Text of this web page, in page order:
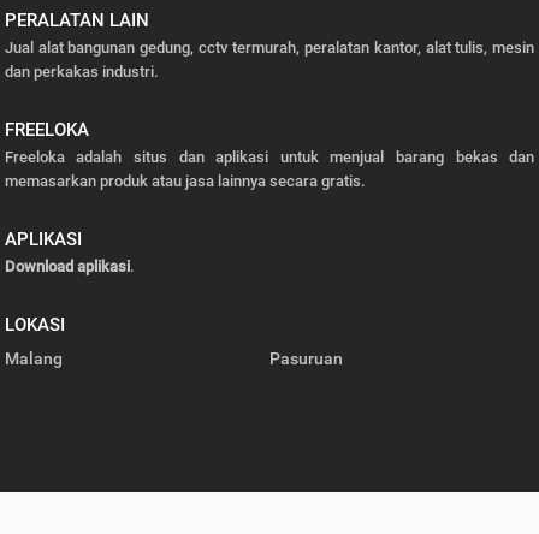
PERALATAN LAIN
Jual alat bangunan gedung, cctv termurah, peralatan kantor, alat tulis, mesin
dan perkakas industri.
FREELOKA
Freeloka adalah situs dan aplikasi untuk menjual barang bekas dan
memasarkan produk atau jasa lainnya secara gratis.
APLIKASI
Download aplikasi.
LOKASI
Malang Pasuruan